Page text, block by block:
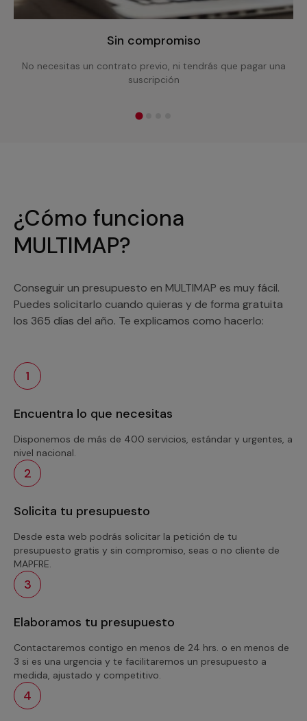
Sin compromiso
No necesitas un contrato previo, ni tendrás que pagar una
suscripción
¿Cómo funciona
MULTIMAP?
Conseguir un presupuesto en MULTIMAP es muy fácil.
Puedes solicitarlo cuando quieras y de forma gratuita
los 365 días del año. Te explicamos como hacerlo:
1
Encuentra lo que necesitas
Disponemos de más de 400 servicios, estándar y urgentes, a
nivel nacional.
2
Solicita tu presupuesto
Desde esta web podrás solicitar la petición de tu
presupuesto gratis y sin compromiso, seas o no cliente de
MAPFRE.
3
Elaboramos tu presupuesto
Contactaremos contigo en menos de 24 hrs. o en menos de
3 si es una urgencia y te facilitaremos un presupuesto a
medida, ajustado y competitivo.
4